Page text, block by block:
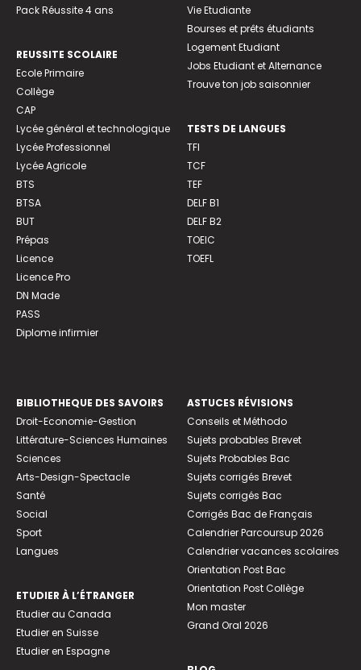
Pack Réussite 4 ans
REUSSITE SCOLAIRE
Ecole Primaire
Collège
CAP
Lycée général et technologique
Lycée Professionnel
Lycée Agricole
BTS
BTSA
BUT
Prépas
Licence
Licence Pro
DN Made
PASS
Diplome infirmier
Vie Etudiante
Bourses et prêts étudiants
Logement Etudiant
Jobs Etudiant et Alternance
Trouve ton job saisonnier
TESTS DE LANGUES
TFI
TCF
TEF
DELF B1
DELF B2
TOEIC
TOEFL
BIBLIOTHEQUE DES SAVOIRS
Droit-Economie-Gestion
Littérature-Sciences Humaines
Sciences
Arts-Design-Spectacle
Santé
Social
Sport
Langues
ETUDIER À L’ÉTRANGER
Etudier au Canada
Etudier en Suisse
Etudier en Espagne
ASTUCES RÉVISIONS
Conseils et Méthodo
Sujets probables Brevet
Sujets Probables Bac
Sujets corrigés Brevet
Sujets corrigés Bac
Corrigés Bac de Français
Calendrier Parcoursup 2026
Calendrier vacances scolaires
Orientation Post Bac
Orientation Post Collège
Mon master
Grand Oral 2026